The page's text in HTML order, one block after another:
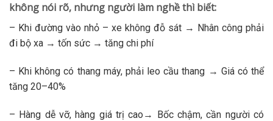
không nói rõ, nhưng người làm nghề thì biết:
– Khi đường vào nhỏ – xe không đỗ sát → Nhân công phải
đi bộ xa → tốn sức → tăng chi phí
– Khi không có thang máy, phải leo cầu thang → Giá có thể
tăng 20–40%
– Hàng dễ vỡ, hàng giá trị cao→ Bốc chậm, cần người có